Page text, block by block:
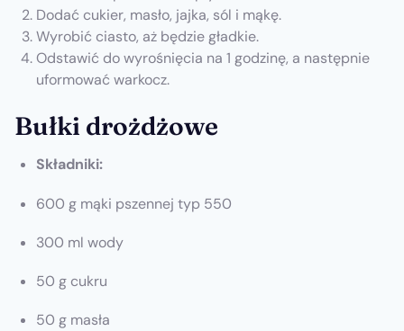
Dodać cukier, masło, jajka, sól i mąkę.
Wyrobić ciasto, aż będzie gładkie.
Odstawić do wyrośnięcia na 1 godzinę, a następnie
uformować warkocz.
Bułki drożdżowe
Składniki:
600 g mąki pszennej typ 550
300 ml wody
50 g cukru
50 g masła